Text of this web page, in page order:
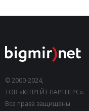
© 2000-2024,
ТОВ «КЕПРЕЙТ ПАРТНЕРС».
Все права защищены.